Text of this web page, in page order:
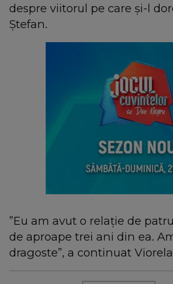
despre viitorul pe care și-l
Ștefan.
”Eu am avut o relație de
de aproape trei ani din ea.
dragoste”, a continuat